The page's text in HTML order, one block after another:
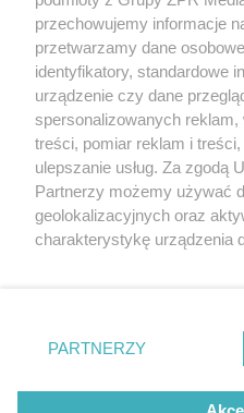
rozpowszechniany lub dalej
tym także elektroniczny lub
eksploatacji w jakiejkolwiek formie,
Internecie bez pisemnej zgody
wykorzystanie utworów w całości
tzn. bez właściwej zgody, jest
ścigane prawnie.
© 2026
przechowujemy informacje
przetwarzamy dane
identyfikatory, standardowe
urządzenie czy dane
spersonalizowanych
treści, pomiar reklam i
ulepszanie usług. Za zgodą
Partnerzy możemy używać
geolokalizacyjnych oraz
charakterystykę urządzenia
zmienić/wycofać klikając
znajdujący się w lewym
rodzaje przetwarzania
PARTNERZY